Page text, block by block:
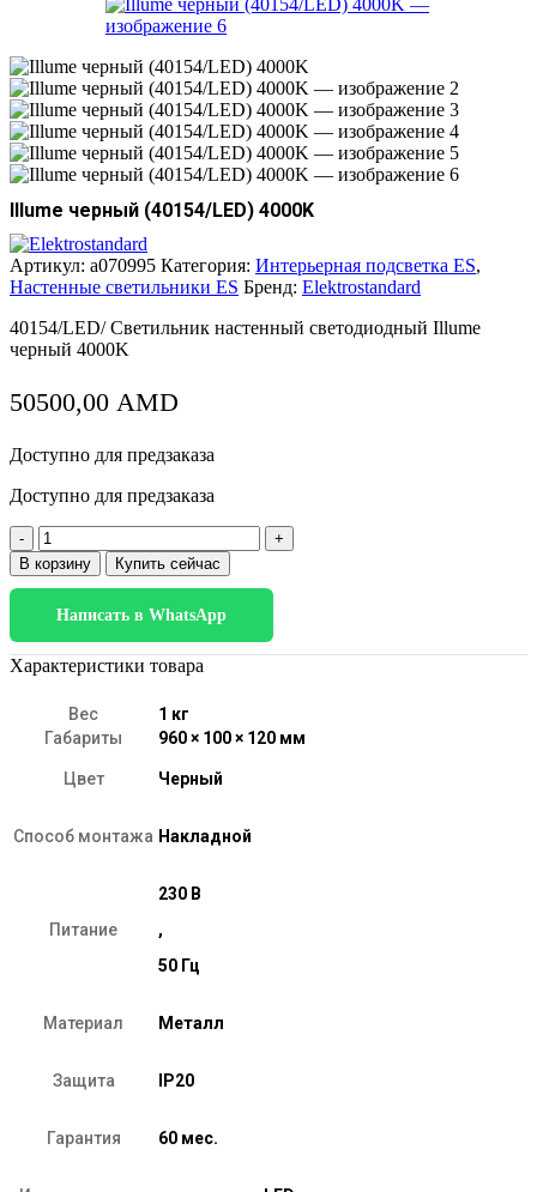
Illume черный (40154/LED) 4000K
Артикул: a070995 Категория: Интерьерная подсветка ES,
Настенные светильники ES Бренд: Elektrostandard
40154/LED/ Светильник настенный светодиодный Illume
черный 4000K
50500,00 AMD
Доступно для предзаказа
Доступно для предзаказа
Количество
товара
Illume
(40154/LED)
4000K
В корзину Купить сейчас
Написать в WhatsApp
Характеристики товара
Вес
1 кг
Габариты
960 × 100 × 120 мм
Цвет Черный
Способ монтажа Накладной
Питание
230 В
,
50 Гц
Материал Металл
Защита IP20
Гарантия 60 мес.